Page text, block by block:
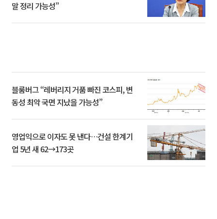
말 정리 가능성”
블룸버그 “레버리지 거품 빠진 코스피, 변
동성 최악 국면 지났을 가능성”
영업익으로 이자도 못 낸다…건설 한계기
업 5년 새 62→173곳